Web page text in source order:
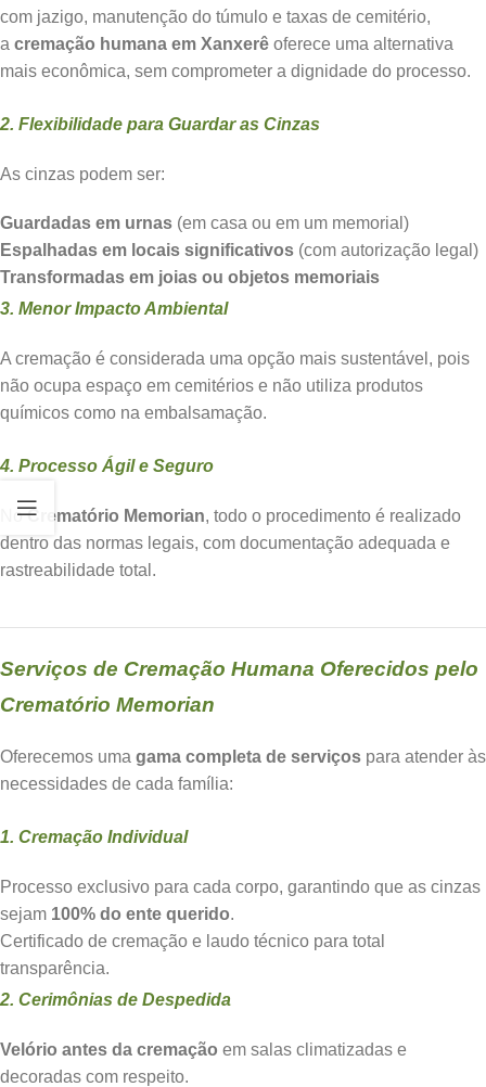
com jazigo, manutenção do túmulo e taxas de cemitério,
a cremação humana em Xanxerê oferece uma alternativa
mais econômica, sem comprometer a dignidade do processo.
2. Flexibilidade para Guardar as Cinzas
As cinzas podem ser:
Guardadas em urnas (em casa ou em um memorial)
Espalhadas em locais significativos (com autorização legal)
Transformadas em joias ou objetos memoriais
3. Menor Impacto Ambiental
A cremação é considerada uma opção mais sustentável, pois
não ocupa espaço em cemitérios e não utiliza produtos
químicos como na embalsamação.
4. Processo Ágil e Seguro
NoCrematório Memorian, todo o procedimento é realizado
dentro das normas legais, com documentação adequada e
rastreabilidade total.
Serviços de Cremação Humana Oferecidos pelo
Crematório Memorian
Oferecemos uma gama completa de serviços para atender às
necessidades de cada família:
1. Cremação Individual
Processo exclusivo para cada corpo, garantindo que as cinzas
sejam 100% do ente querido.
Certificado de cremação e laudo técnico para total
transparência.
2. Cerimônias de Despedida
Velório antes da cremação em salas climatizadas e
decoradas com respeito.